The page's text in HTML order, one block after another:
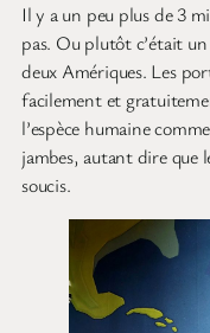
Il y a un peu plus de 3
pas. Ou plutôt c’était
deux Amériques. Les
facilement et
l’espèce humaine
jambes, autant dire que
soucis.